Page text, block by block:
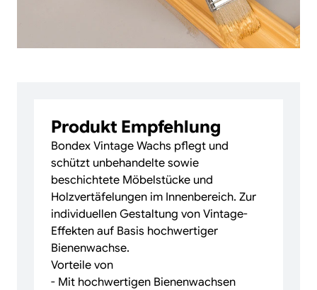
Produkt Empfehlung
Bondex Vintage Wachs pflegt und
schützt unbehandelte sowie
beschichtete Möbelstücke und
Holzvertäfelungen im Innenbereich. Zur
individuellen Gestaltung von Vintage-
Effekten auf Basis hochwertiger
Bienenwachse.
Vorteile von
- Mit hochwertigen Bienenwachsen